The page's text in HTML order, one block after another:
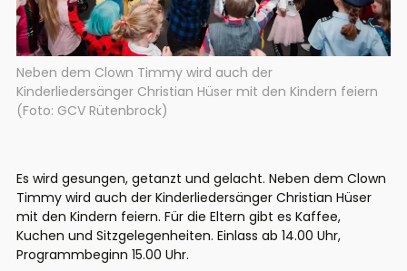
Neben dem Clown Timmy wird auch der
Kinderliedersänger Christian Hüser mit den Kindern feiern
(Foto: GCV Rütenbrock)
Es wird gesungen, getanzt und gelacht. Neben dem Clown
Timmy wird auch der Kinderliedersänger Christian Hüser
mit den Kindern feiern. Für die Eltern gibt es Kaffee,
Kuchen und Sitzgelegenheiten. Einlass ab 14.00 Uhr,
Programmbeginn 15.00 Uhr.